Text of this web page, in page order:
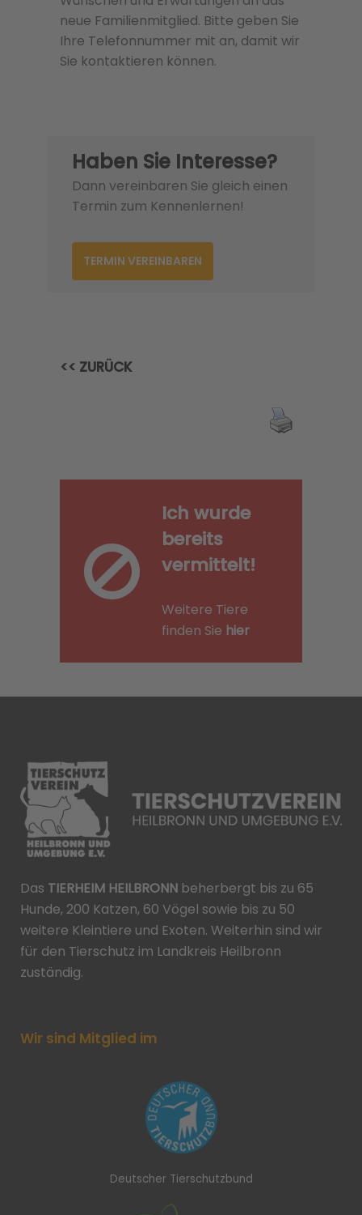
neue Familienmitglied. Bitte geben Sie
Ihre Telefonnummer mit an, damit wir
Sie kontaktieren können.
Haben Sie Interesse?
Dann vereinbaren Sie gleich einen
Termin zum Kennenlernen!
TERMIN VEREINBAREN
<< ZURÜCK
Ich wurde
bereits
vermittelt!
Weitere Tiere
finden Sie hier
Das TIERHEIM HEILBRONN beherbergt bis zu 65
Hunde, 200 Katzen, 60 Vögel sowie bis zu 50
weitere Kleintiere und Exoten. Weiterhin sind wir
für den Tierschutz im Landkreis Heilbronn
zuständig.
Wir sind Mitglied im
Deutscher Tierschutzbund